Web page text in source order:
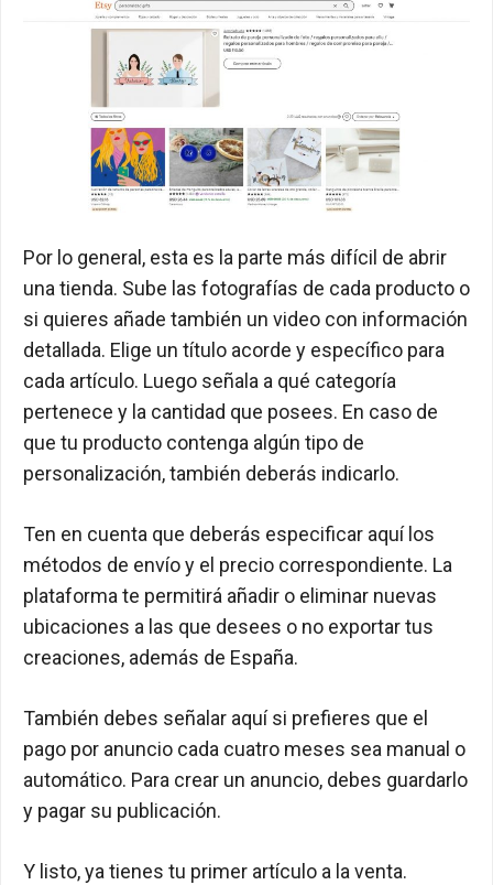
Por lo general, esta es la parte más difícil de abrir
una tienda. Sube las fotografías de cada producto o
si quieres añade también un video con información
detallada. Elige un título acorde y específico para
cada artículo. Luego señala a qué categoría
pertenece y la cantidad que posees. En caso de
que tu producto contenga algún tipo de
personalización, también deberás indicarlo.
Ten en cuenta que deberás especificar aquí los
métodos de envío y el precio correspondiente. La
plataforma te permitirá añadir o eliminar nuevas
ubicaciones a las que desees o no exportar tus
creaciones, además de España.
También debes señalar aquí si prefieres que el
pago por anuncio cada cuatro meses sea manual o
automático. Para crear un anuncio, debes guardarlo
y pagar su publicación.
Y listo, ya tienes tu primer artículo a la venta.